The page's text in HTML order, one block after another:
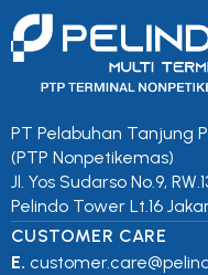
PT Pelabuhan Tanjung
(PTP Nonpetikemas)
Jl. Yos Sudarso No.9,
Pelindo Tower Lt.16
CUSTOMER CARE
E.